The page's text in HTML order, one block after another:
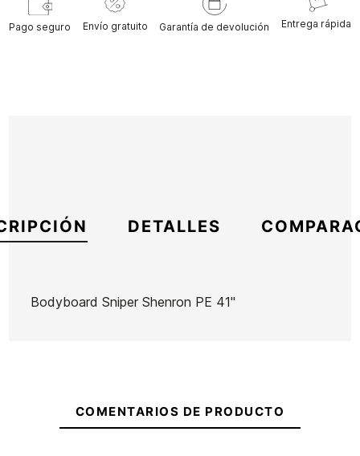
Pago seguro Envío gratuito Garantía de devolución Entrega rápida
DETALLES
Bodyboard Sniper Shenron PE 41"
COMENTARIOS DE PRODUCTO